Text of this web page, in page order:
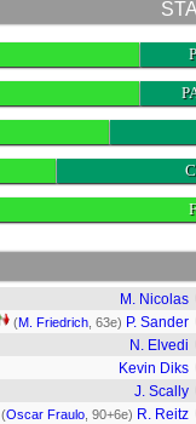
M. Nicolas
(M. Friedrich , 63e) P. Sander
N. Elvedi
Kevin Diks
J. Scally
(Oscar Fraulo , 90+6e) R. Reitz